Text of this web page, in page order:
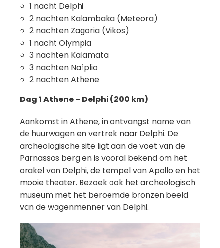
1 nacht Delphi
2 nachten Kalambaka (Meteora)
2 nachten Zagoria (Vikos)
1 nacht Olympia
3 nachten Kalamata
3 nachten Nafplio
2 nachten Athene
Dag 1 Athene – Delphi (200 km)
Aankomst in Athene, in ontvangst name van
de huurwagen en vertrek naar Delphi. De
archeologische site ligt aan de voet van de
Parnassos berg en is vooral bekend om het
orakel van Delphi, de tempel van Apollo en het
mooie theater. Bezoek ook het archeologisch
museum met het beroemde bronzen beeld
van de wagenmenner van Delphi.